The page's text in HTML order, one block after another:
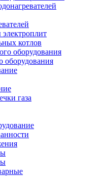
электроплит
котлов
оборудования
газа